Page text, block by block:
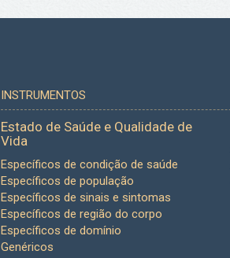
INSTRUMENTOS
Estado de Saúde e Qualidade de
Vida
Específicos de condição de saúde
Específicos de população
Específicos de sinais e sintomas
Específicos de região do corpo
Específicos de domínio
Genéricos